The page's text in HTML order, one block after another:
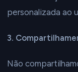
personalizada ao
3.
Não